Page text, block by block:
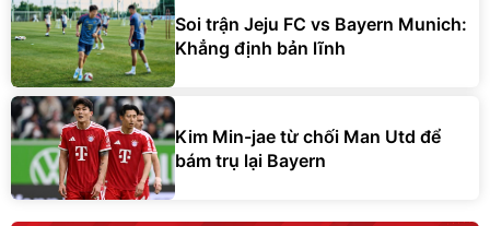
Soi trận Jeju FC vs Bayern Munich:
Khẳng định bản lĩnh
Kim Min-jae từ chối Man Utd để
bám trụ lại Bayern